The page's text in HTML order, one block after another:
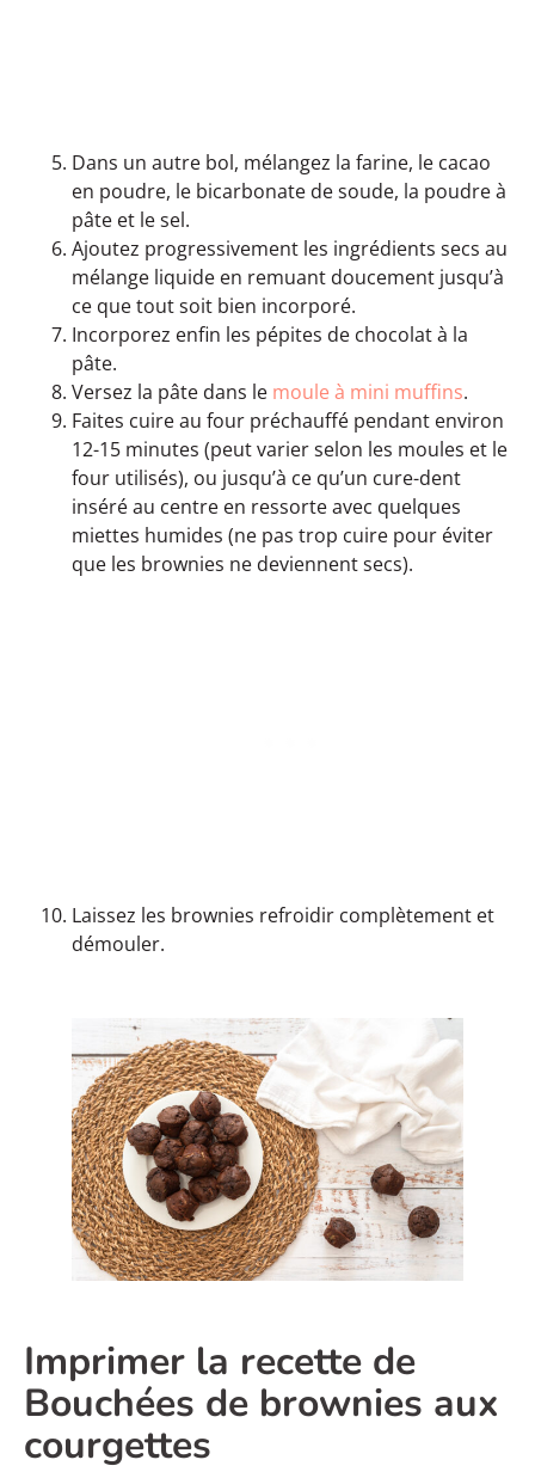
Dans un autre bol, mélangez la farine, le cacao
en poudre, le bicarbonate de soude, la poudre à
pâte et le sel.
Ajoutez progressivement les ingrédients secs au
mélange liquide en remuant doucement jusqu’à
ce que tout soit bien incorporé.
Incorporez enfin les pépites de chocolat à la
pâte.
Versez la pâte dans le moule à mini muffins.
Faites cuire au four préchauffé pendant environ
12-15 minutes (peut varier selon les moules et le
four utilisés), ou jusqu’à ce qu’un cure-dent
inséré au centre en ressorte avec quelques
miettes humides (ne pas trop cuire pour éviter
que les brownies ne deviennent secs).
Laissez les brownies refroidir complètement et
démouler.
Imprimer la recette de
Bouchées de brownies aux
courgettes